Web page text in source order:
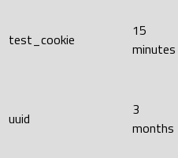
test_cookie
15
minutes
uuid
3
months